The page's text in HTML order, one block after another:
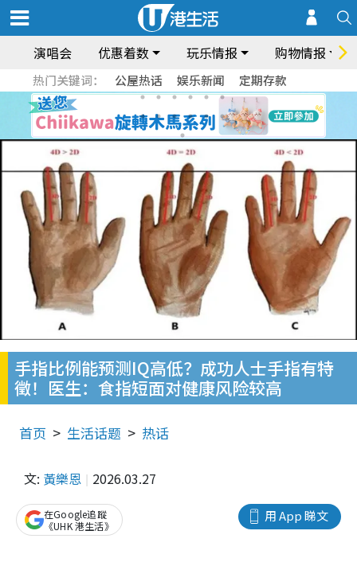
演唱会 优惠着数 玩乐情报 购物情报
热门关键词： 公屋热话 娱乐新闻 定期存款
手指比例能预测IQ高低？成功人士手指有特
徵！医生：食指短面对健康风险较高
首页 生活话题 热话
文: 黃樂恩 2026.03.27
用 App 睇文
在Google追蹤
《UHK 港生活》